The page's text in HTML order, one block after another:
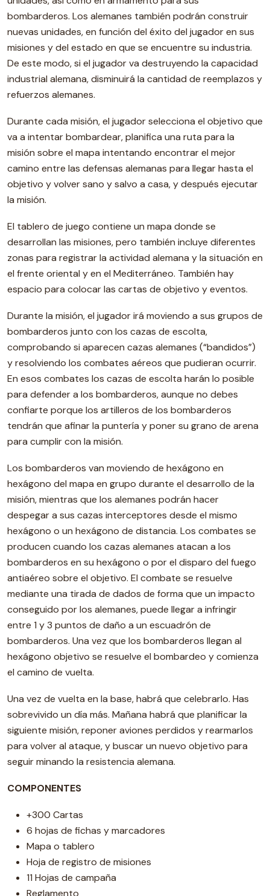
bombarderos. Los alemanes también podrán construir
nuevas unidades, en función del éxito del jugador en sus
misiones y del estado en que se encuentre su industria.
De este modo, si el jugador va destruyendo la capacidad
industrial alemana, disminuirá la cantidad de reemplazos y
refuerzos alemanes.
Durante cada misión, el jugador selecciona el objetivo que
va a intentar bombardear, planifica una ruta para la
misión sobre el mapa intentando encontrar el mejor
camino entre las defensas alemanas para llegar hasta el
objetivo y volver sano y salvo a casa, y después ejecutar
la misión.
El tablero de juego contiene un mapa donde se
desarrollan las misiones, pero también incluye diferentes
zonas para registrar la actividad alemana y la situación en
el frente oriental y en el Mediterráneo. También hay
espacio para colocar las cartas de objetivo y eventos.
Durante la misión, el jugador irá moviendo a sus grupos de
bombarderos junto con los cazas de escolta,
comprobando si aparecen cazas alemanes (“bandidos”)
y resolviendo los combates aéreos que pudieran ocurrir.
En esos combates los cazas de escolta harán lo posible
para defender a los bombarderos, aunque no debes
confiarte porque los artilleros de los bombarderos
tendrán que afinar la puntería y poner su grano de arena
para cumplir con la misión.
Los bombarderos van moviendo de hexágono en
hexágono del mapa en grupo durante el desarrollo de la
misión, mientras que los alemanes podrán hacer
despegar a sus cazas interceptores desde el mismo
hexágono o un hexágono de distancia. Los combates se
producen cuando los cazas alemanes atacan a los
bombarderos en su hexágono o por el disparo del fuego
antiaéreo sobre el objetivo. El combate se resuelve
mediante una tirada de dados de forma que un impacto
conseguido por los alemanes, puede llegar a infringir
entre 1 y 3 puntos de daño a un escuadrón de
bombarderos. Una vez que los bombarderos llegan al
hexágono objetivo se resuelve el bombardeo y comienza
el camino de vuelta.
Una vez de vuelta en la base, habrá que celebrarlo. Has
sobrevivido un día más. Mañana habrá que planificar la
siguiente misión, reponer aviones perdidos y rearmarlos
para volver al ataque, y buscar un nuevo objetivo para
seguir minando la resistencia alemana.
COMPONENTES
+300 Cartas
6 hojas de fichas y marcadores
Mapa o tablero
Hoja de registro de misiones
11 Hojas de campaña
Reglamento